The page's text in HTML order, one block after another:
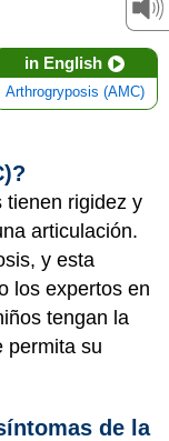
in English
Arthrogryposis (AMC)
tienen rigidez y
articulación.
y esta
los expertos en
tengan la
permita su
de la